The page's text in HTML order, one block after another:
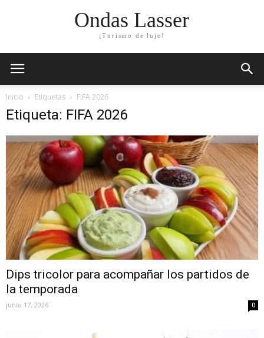
Ondas Lasser
¡Turismo de lujo!
Inicio Etiquetas FIFA 2026
Etiqueta: FIFA 2026
Dips tricolor para acompañar los partidos de
la temporada
junio 17, 2026 0